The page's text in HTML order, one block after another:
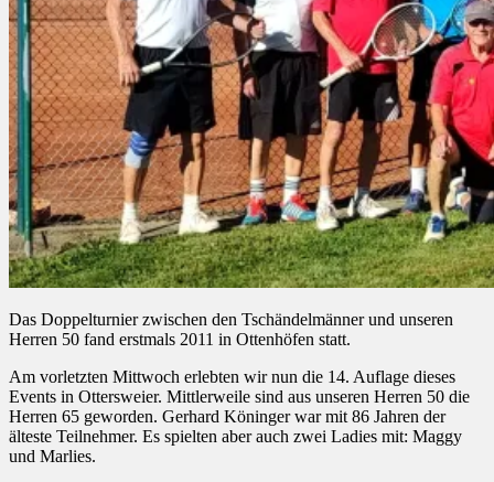
Das Doppelturnier zwischen den Tschändelmänner und unseren
Herren 50 fand erstmals 2011 in Ottenhöfen statt.
Am vorletzten Mittwoch erlebten wir nun die 14. Auflage dieses
Events in Ottersweier. Mittlerweile sind aus unseren Herren 50 die
Herren 65 geworden. Gerhard Köninger war mit 86 Jahren der
älteste Teilnehmer. Es spielten aber auch zwei Ladies mit: Maggy
und Marlies.